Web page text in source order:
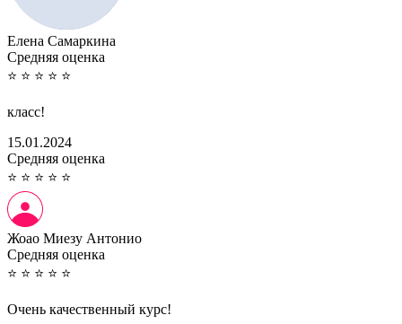
Елена Самаркина
Cредняя оценка
⭐ ⭐ ⭐ ⭐ ⭐
класс!
15.01.2024
Cредняя оценка
⭐ ⭐ ⭐ ⭐ ⭐
Жоао Миезу Антонио
Cредняя оценка
⭐ ⭐ ⭐ ⭐ ⭐
Очень качественный курс!